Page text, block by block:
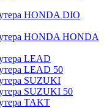
HONDA DIO
HONDA HONDA
LEAD
LEAD 50
SUZUKI
SUZUKI 50
TAKT